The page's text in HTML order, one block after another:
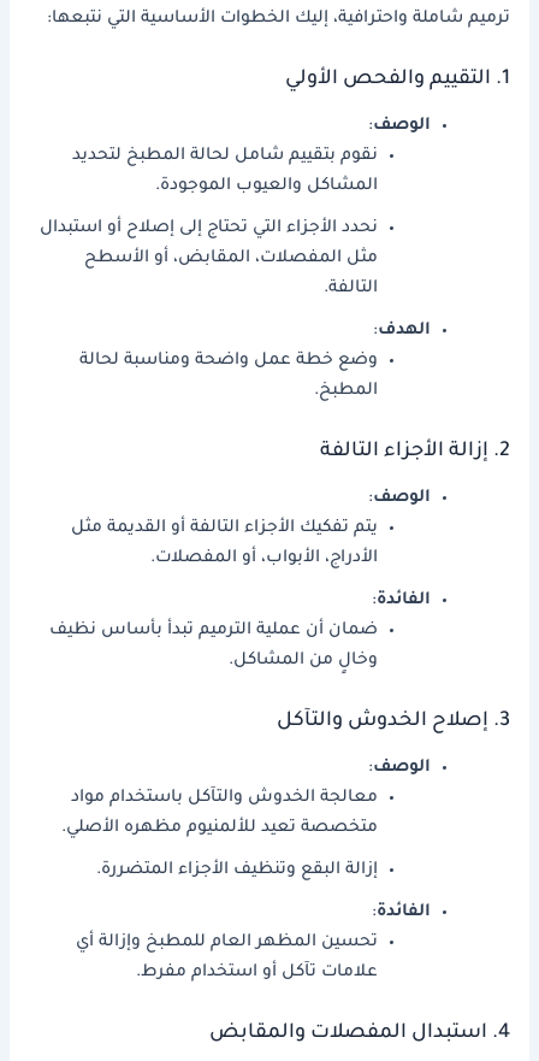
ترميم شاملة واحترافية، إليك الخطوات الأساسية التي نتبعها:
1. التقييم والفحص الأولي
الوصف:
نقوم بتقييم شامل لحالة المطبخ لتحديد
المشاكل والعيوب الموجودة.
نحدد الأجزاء التي تحتاج إلى إصلاح أو استبدال
مثل المفصلات، المقابض، أو الأسطح
التالفة.
الهدف:
وضع خطة عمل واضحة ومناسبة لحالة
المطبخ.
2. إزالة الأجزاء التالفة
الوصف:
يتم تفكيك الأجزاء التالفة أو القديمة مثل
الأدراج، الأبواب، أو المفصلات.
الفائدة:
ضمان أن عملية الترميم تبدأ بأساس نظيف
وخالٍ من المشاكل.
3. إصلاح الخدوش والتآكل
الوصف:
معالجة الخدوش والتآكل باستخدام مواد
متخصصة تعيد للألمنيوم مظهره الأصلي.
إزالة البقع وتنظيف الأجزاء المتضررة.
الفائدة:
تحسين المظهر العام للمطبخ وإزالة أي
علامات تآكل أو استخدام مفرط.
4. استبدال المفصلات والمقابض